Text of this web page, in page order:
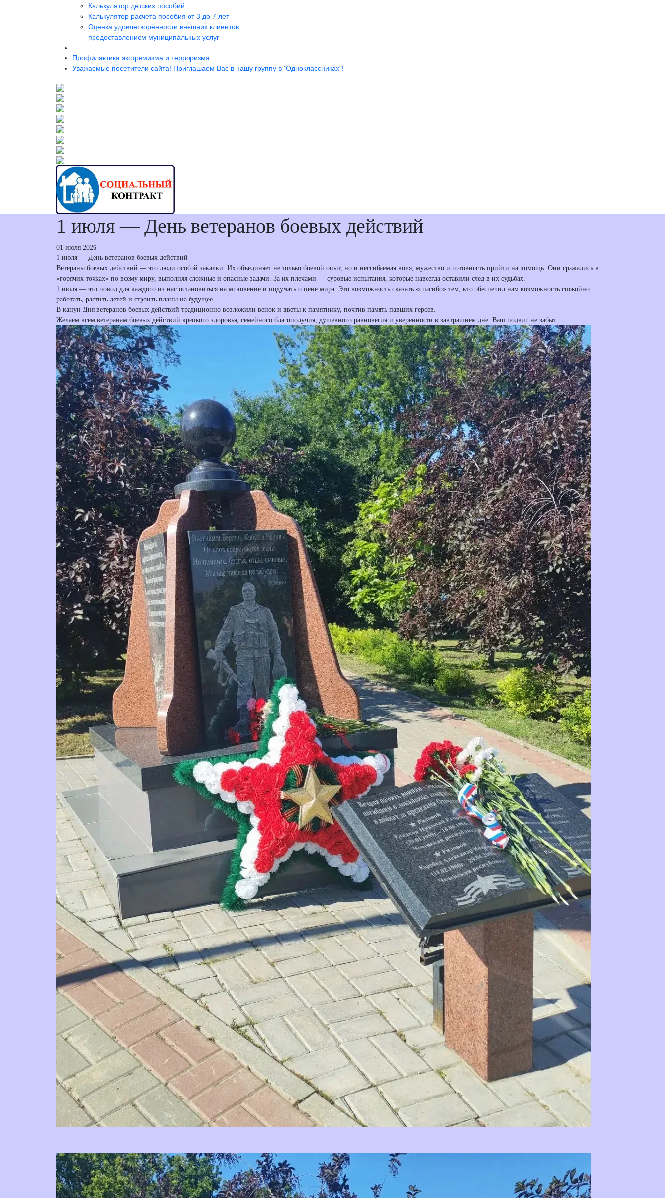
Калькулятор детских пособий
Калькулятор расчета пособия от 3 до 7 лет
Оценка удовлетворённости внешних клиентов
предоставлением муниципальных услуг
Профилактика экстремизма и терроризма
Уважаемые посетители сайта! Приглашаем Вас в нашу группу в "Одноклассниках"!
1 июля — День ветеранов боевых действий
01 июля 2026
1 июля — День ветеранов боевых действий
Ветераны боевых действий — это люди особой закалки. Их объединяет не только боевой опыт, но и несгибаемая воля, мужество и готовность прийти на помощь. Они сражались в
«горячих точках» по всему миру, выполняя сложные и опасные задачи. За их плечами — суровые испытания, которые навсегда оставили след в их судьбах.
1 июля — это повод для каждого из нас остановиться на мгновение и подумать о цене мира. Это возможность сказать «спасибо» тем, кто обеспечил нам возможность спокойно
работать, растить детей и строить планы на будущее.
В канун Дня ветеранов боевых действий традиционно возложили венок и цветы к памятнику, почтив память павших героев.
Желаем всем ветеранам боевых действий крепкого здоровья, семейного благополучия, душевного равновесия и уверенности в завтрашнем дне. Ваш подвиг не забыт.